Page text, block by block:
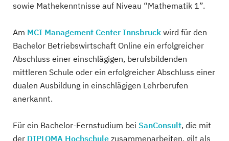
sowie Mathekenntnisse auf Niveau “Mathematik 1”.
Am MCI Management Center Innsbruck wird für den
Bachelor Betriebswirtschaft Online ein erfolgreicher
Abschluss einer einschlägigen, berufsbildenden
mittleren Schule oder ein erfolgreicher Abschluss einer
dualen Ausbildung in einschlägigen Lehrberufen
anerkannt.
Für ein Bachelor-Fernstudium bei SanConsult, die mit
der DIPLOMA Hochschule zusammenarbeiten, gilt als